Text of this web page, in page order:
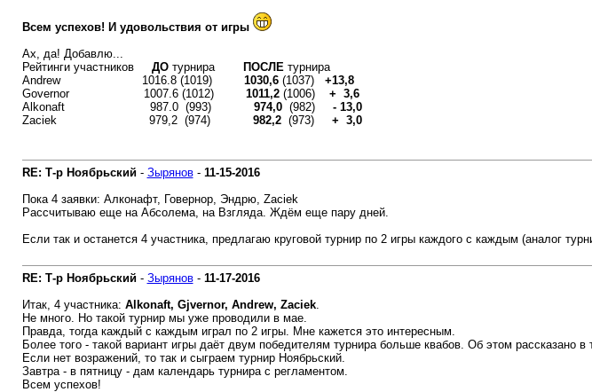
Всем успехов! И удовольствия от игры
Ах, да! Добавлю...
Рейтинги участников ДОтурнира ПОСЛЕтурнира
Andrew 1016.8 (1019) 1030,6(1037) +13,8
Governor 1007.6 (1012) 1011,2(1006) + 3,6
Alkonaft 987.0 (993) 974,0(982) - 13,0
Zaciek 979,2 (974) 982,2(973) + 3,0
RE: Т-р Ноябрьский- Зырянов- 11-15-2016
Пока 4 заявки: Алконафт, Говернор, Эндрю, Zaciek
Рассчитываю еще на Абсолема, на Взгляда. Ждём еще пару дней.
Если так и останется 4 участника, предлагаю круговой турнир по 2 игры каждого с каждым (аналог
RE: Т-р Ноябрьский- Зырянов- 11-17-2016
Итак, 4 участника: Alkonaft, Gjvernor, Andrew, Zaciek.
Не много. Но такой турнир мы уже проводили в мае.
Правда, тогда каждый с каждым играл по 2 игры. Мне кажется это интересным.
Более того - такой вариант игры даёт двум победителям турнира больше квабов. Об этом рассказано
Если нет возражений, то так и сыграем турнир Ноябрьский.
Завтра - в пятницу - дам календарь турнира с регламентом.
Всем успехов!